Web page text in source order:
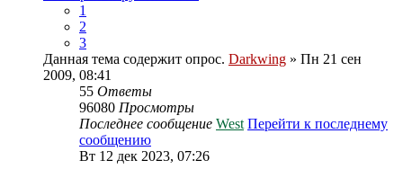
1
2
3
Данная тема содержит опрос. Darkwing » Пн 21 сен
2009, 08:41
55 Ответы
96080 Просмотры
Последнее сообщение West Перейти к последнему
сообщению
Вт 12 дек 2023, 07:26